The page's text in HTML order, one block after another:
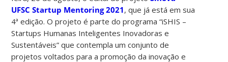
UFSC Startup Mentoring 2021, que já está em sua
4ª edição. O projeto é parte do programa “iSHIS –
Startups Humanas Inteligentes Inovadoras e
Sustentáveis” que contempla um conjunto de
projetos voltados para a promoção da inovação e